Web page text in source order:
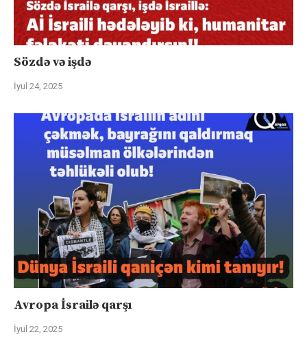
Sözdə və işdə
İyul 24, 2025
Avropa İsrailə qarşı
İyul 22, 2025